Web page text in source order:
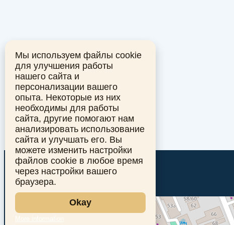
Мы используем файлы cookie
для улучшения работы
нашего сайта и
персонализации вашего
опыта. Некоторые из них
необходимы для работы
сайта, другие помогают нам
анализировать использование
сайта и улучшать его. Вы
можете изменить настройки
файлов cookie в любое время
через настройки вашего
браузера.
Okay
More information